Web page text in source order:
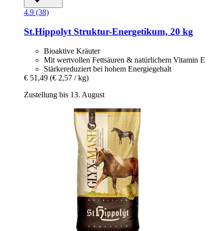
4.9 (38)
St.Hippolyt Struktur-​Energetikum, 20 kg
Bioaktive Kräuter
Mit wertvollen Fettsäuren & natürlichem Vitamin E
Stärkereduziert bei hohem Energiegehalt
€ 51,49 (€ 2,57 / kg)
Zustellung bis 13. August